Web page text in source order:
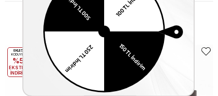
Benzer Ürünler
EKLE5
KODUYLA
%5
EKSTRA
İNDİRİM
EKLE5
KODUYLA